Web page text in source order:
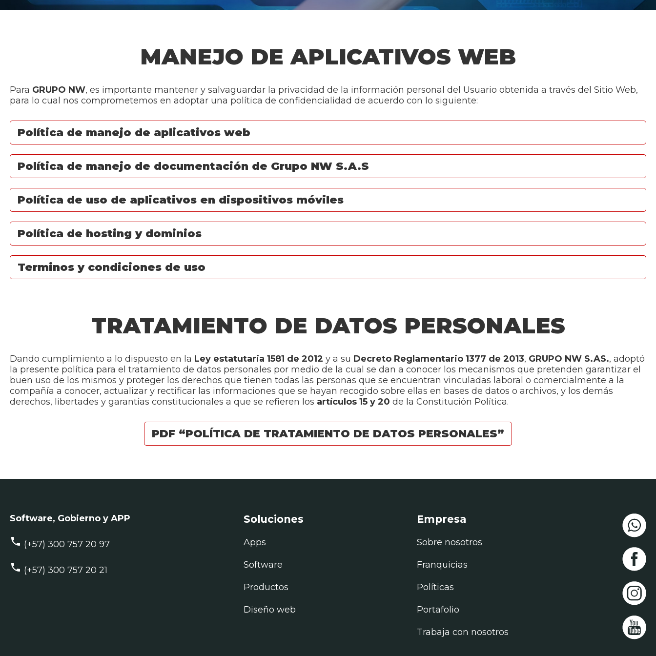
MANEJO DE APLICATIVOS WEB
Para GRUPO NW, es importante mantener y salvaguardar la privacidad de la información personal del Usuario obtenida a través del Sitio Web,
para lo cual nos comprometemos en adoptar una política de confidencialidad de acuerdo con lo siguiente:
Política de manejo de aplicativos web
Política de manejo de documentación de Grupo NW S.A.S
Política de uso de aplicativos en dispositivos móviles
Política de hosting y dominios
Terminos y condiciones de uso
TRATAMIENTO DE DATOS PERSONALES
Dando cumplimiento a lo dispuesto en la Ley estatutaria 1581 de 2012 y a su Decreto Reglamentario 1377 de 2013, GRUPO NW S.AS., adoptó
la presente política para el tratamiento de datos personales por medio de la cual se dan a conocer los mecanismos que pretenden garantizar el
buen uso de los mismos y proteger los derechos que tienen todas las personas que se encuentran vinculadas laboral o comercialmente a la
compañía a conocer, actualizar y rectificar las informaciones que se hayan recogido sobre ellas en bases de datos o archivos, y los demás
derechos, libertades y garantías constitucionales a que se refieren los artículos 15 y 20 de la Constitución Política.
PDF “POLÍTICA DE TRATAMIENTO DE DATOS PERSONALES”
Software, Gobierno y APP
phone (+57) 300 757 20 97
phone (+57) 300 757 20 21
Soluciones
Apps
Software
Productos
Diseño web
Empresa
Sobre nosotros
Franquicias
Políticas
Portafolio
Trabaja con nosotros